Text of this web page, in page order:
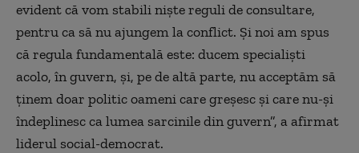
evident că vom stabili niște reguli de consultare,
pentru ca să nu ajungem la conflict. Și noi am spus
că regula fundamentală este: ducem specialiști
acolo, în guvern, și, pe de altă parte, nu acceptăm să
ținem doar politic oameni care greșesc și care nu-și
îndeplinesc ca lumea sarcinile din guvern”, a afirmat
liderul social-democrat.